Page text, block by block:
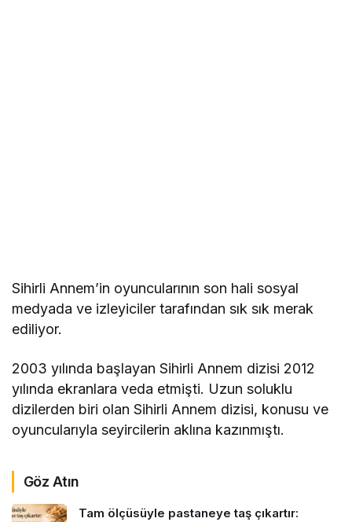
Sihirli Annem’in oyuncularının son hali sosyal
medyada ve izleyiciler tarafından sık sık merak
ediliyor.
2003 yılında başlayan Sihirli Annem dizisi 2012
yılında ekranlara veda etmişti. Uzun soluklu
dizilerden biri olan Sihirli Annem dizisi, konusu ve
oyuncularıyla seyircilerin aklına kazınmıştı.
Göz Atın
Tam ölçüsüyle pastaneye taş çıkartır: